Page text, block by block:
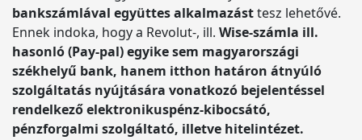
bankszámlával együttes alkalmazásttesz lehetővé.
Ennek indoka, hogy a Revolut-, ill. Wise-számla ill.
hasonló (Pay-pal) egyike sem magyarországi
székhelyű bank, hanem itthon határon átnyúló
szolgáltatás nyújtására vonatkozó bejelentéssel
rendelkező elektronikuspénz-kibocsátó,
pénzforgalmi szolgáltató, illetve hitelintézet.